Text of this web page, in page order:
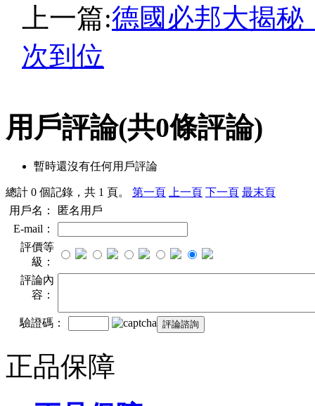
上一篇:德國必邦大揭秘
次到位
用戶評論(共0條評論)
暫時還沒有任何用戶評論
總計 0 個記錄，共 1 頁。 第一頁 上一頁 下一頁 最末頁
用戶名：
匿名用戶
E-mail：
評價等
級：
評論內
容：
驗證碼：
正品保障